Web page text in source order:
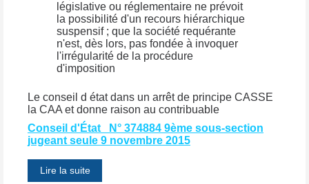
législative ou réglementaire ne prévoit
la possibilité d'un recours hiérarchique
suspensif ; que la société requérante
n'est, dès lors, pas fondée à invoquer
l'irrégularité de la procédure
d'imposition
Le conseil d état dans un arrêt de principe CASSE
la CAA et donne raison au contribuable
Conseil d'État N° 374884 9ème sous-section
jugeant seule 9 novembre 2015
Lire la suite